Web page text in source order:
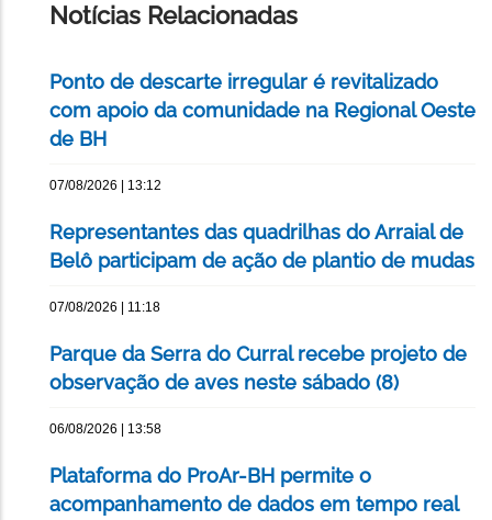
Notícias Relacionadas
Ponto de descarte irregular é revitalizado
com apoio da comunidade na Regional Oeste
de BH
07/08/2026 | 13:12
Representantes das quadrilhas do Arraial de
Belô participam de ação de plantio de mudas
07/08/2026 | 11:18
Parque da Serra do Curral recebe projeto de
observação de aves neste sábado (8)
06/08/2026 | 13:58
Plataforma do ProAr-BH permite o
acompanhamento de dados em tempo real